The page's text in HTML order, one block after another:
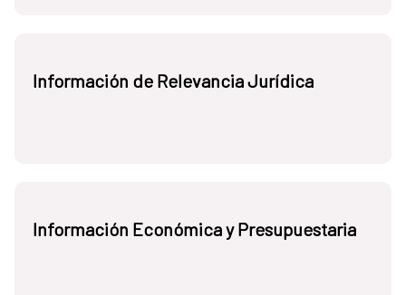
Información de Relevancia Jurídica
Información Económica y Presupuestaria